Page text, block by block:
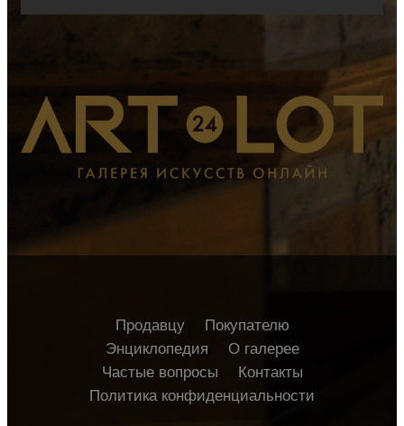
Продавцу
Покупателю
Энциклопедия
О галерее
Частые вопросы
Контакты
Политика конфиденциальности